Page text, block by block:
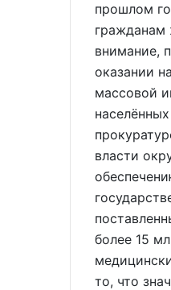
прошлом
гражданам
внимание,
оказании
массовой
власти
более 15
то, что